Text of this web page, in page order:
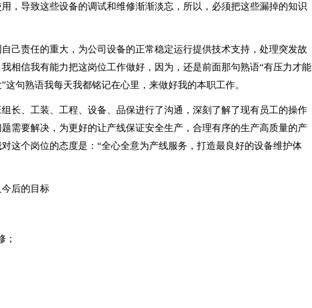
导致这些设备的调试和维修渐渐淡忘，所以，必须把这些漏掉的知识
责任的重大，为公司设备的正常稳定运行提供技术支持，处理突发故
相信我有能力把这岗位工作做好，因为，还是前面那句熟语“有压力才能
句熟语我每天我都铭记在心里，来做好我的本职工作。
、工装、工程、设备、品保进行了沟通，深刻了解了现有员工的操作
需要解决，为更好的让产线保证安全生产，合理有序的生产高质量的产
这个岗位的态度是：“全心全意为产线服务，打造最良好的设备维护体
后的目标